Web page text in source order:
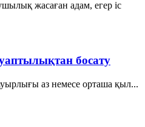
жасаған адам, егер iс
босату
аз немесе орташа қыл...